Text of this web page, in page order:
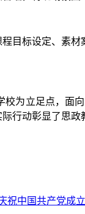
目标设定、素
校为立足点，面
行动彰显了思
祝中国共产党成